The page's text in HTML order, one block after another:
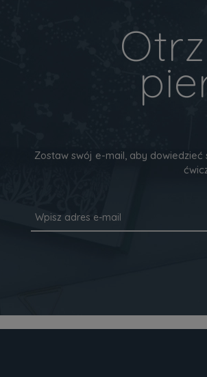
Zostaw swój e-mail, aby